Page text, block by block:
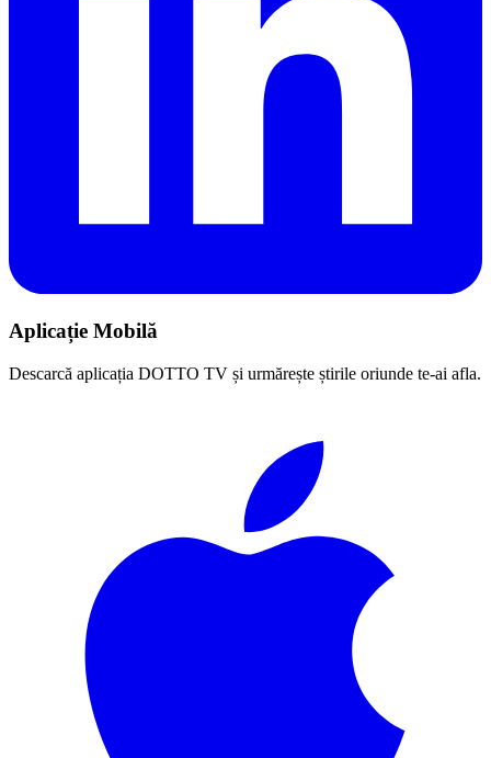
Aplicație Mobilă
Descarcă aplicația DOTTO TV și urmărește știrile oriunde te-ai afla.